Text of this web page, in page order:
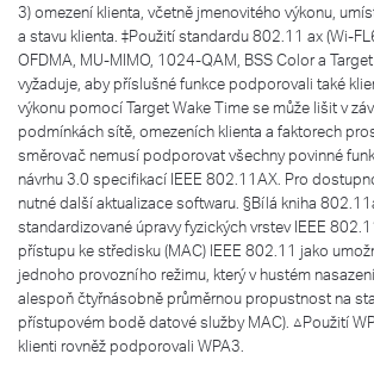
3) omezení klienta, včetně jmenovitého výkonu,
a stavu klienta. ‡Použití standardu 802.11 ax (Wi-
OFDMA, MU-MIMO, 1024-QAM, BSS Color a
vyžaduje, aby příslušné funkce podporovali také
výkonu pomocí Target Wake Time se může lišit v
podmínkách sítě, omezeních klienta a faktorech
směrovač nemusí podporovat všechny povinné
návrhu 3.0 specifikací IEEE 802.11AX. Pro
nutné další aktualizace softwaru. §Bílá kniha
standardizované úpravy fyzických vrstev IEEE
přístupu ke středisku (MAC) IEEE 802.11 jako
jednoho provozního režimu, který v hustém
alespoň čtyřnásobně průměrnou propustnost na
přístupovém bodě datové služby MAC). △Použití
klienti rovněž podporovali WPA3.